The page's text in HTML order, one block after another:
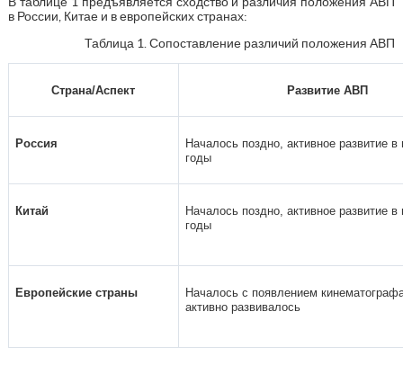
в России, Китае и в европейских странах:
Таблица 1. Сопоставление различий положения АВП
Страна/Аспект Развитие АВП
Россия
Началось поздно, активное развитие в
годы
Китай
Началось поздно, активное развитие в
годы
Европейские страны
Началось с появлением
активно развивалось